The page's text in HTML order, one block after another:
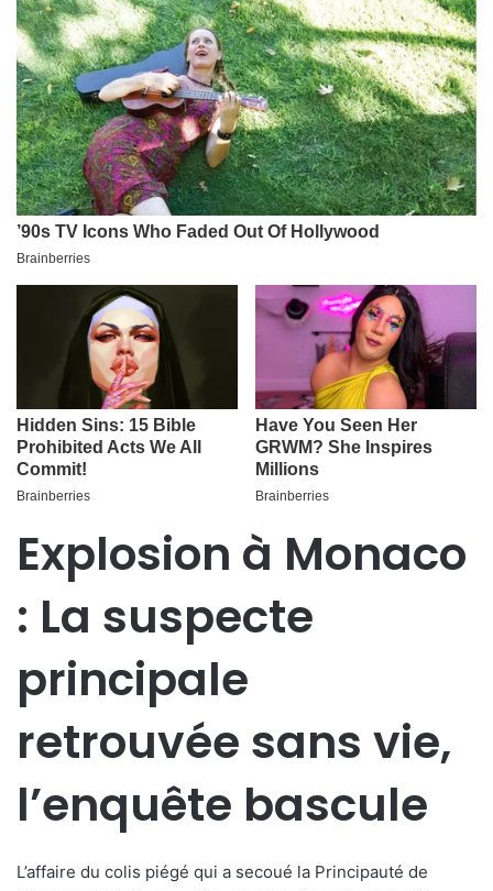
Explosion à Monaco
: La suspecte
principale
retrouvée sans vie,
l’enquête bascule
L’affaire du colis piégé qui a secoué la Principauté de